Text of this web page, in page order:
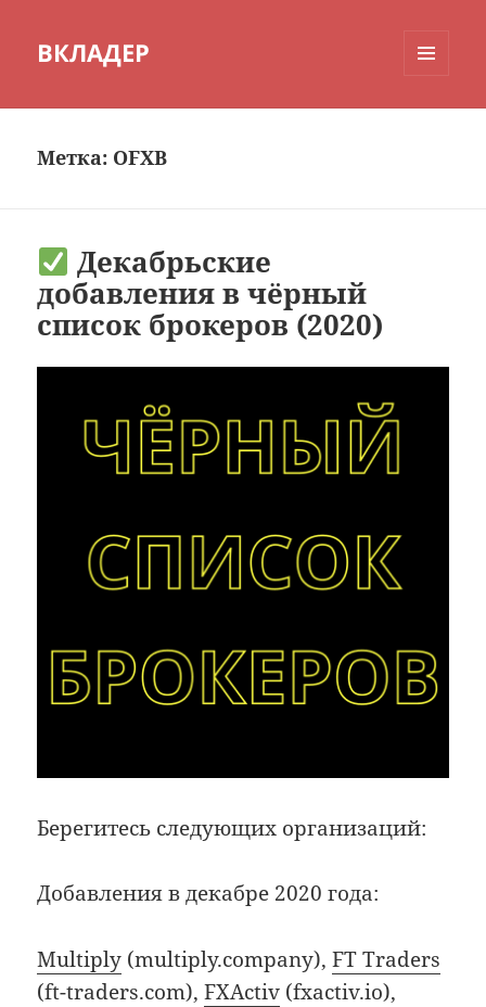
ВКЛАДЕР
Метка: OFXB
Декабрьские
добавления в чёрный
список брокеров (2020)
Берегитесь следующих организаций:
Добавления в декабре 2020 года:
Multiply (multiply.company),FT Traders
(ft-traders.com),FXActiv (fxactiv.io),